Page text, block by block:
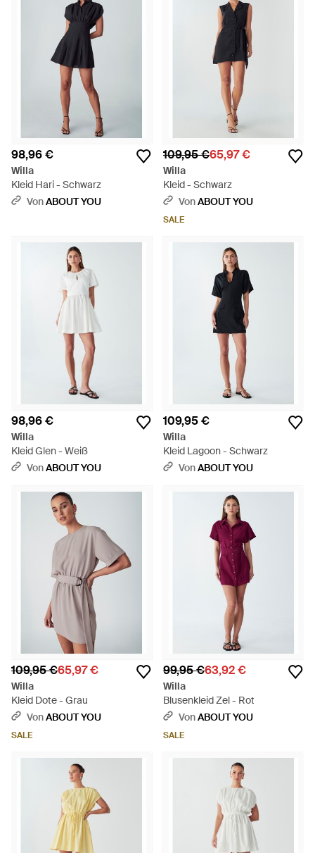
98,96 €
Willa
Kleid Hari - Schwarz
VonABOUT YOU
109,95 €65,97 €
Willa
Kleid - Schwarz
VonABOUT YOU
SALE
98,96 €
Willa
Kleid Glen - Weiß
VonABOUT YOU
109,95 €
Willa
Kleid Lagoon - Schwarz
VonABOUT YOU
109,95 €65,97 €
Willa
Kleid Dote - Grau
VonABOUT YOU
SALE
99,95 €63,92 €
Willa
Blusenkleid Zel - Rot
VonABOUT YOU
SALE